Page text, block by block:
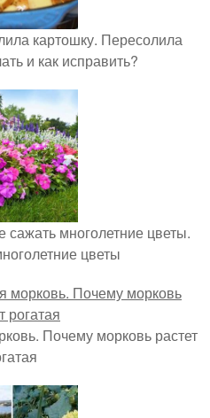
картошку. Пересолила
и как исправить?
сажать многолетние цветы.
цветы
Почему морковь растет